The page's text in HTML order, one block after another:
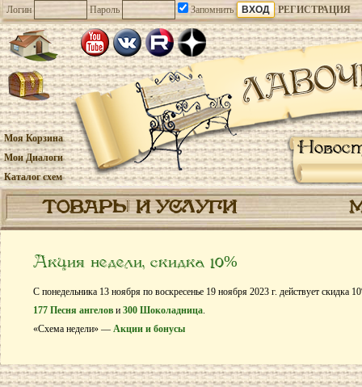
Логин Пароль Запомнить РЕГИСТРАЦИЯ
Моя Корзина
Мои Диалоги
Каталог схем
ТОВАРЫ И УСЛУГИ
Акция недели, скидка 10%
С понедельника 13 ноября по воскресенье 19 ноября 2023 г. действует скидка
177 Песня ангелов и 300 Шоколадница.
«Схема недели» — Акции и бонусы